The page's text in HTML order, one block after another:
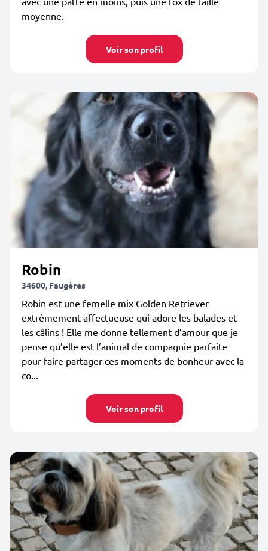
moyenne.
Voir son profil
Robin
34600, Faugères
Robin est une femelle mix Golden Retriever
extrêmement affectueuse qui adore les balades et
les câlins ! Elle me donne tellement d’amour que je
pense qu’elle est l’animal de compagnie parfaite
pour faire partager ces moments de bonheur avec la
co...
Voir son profil